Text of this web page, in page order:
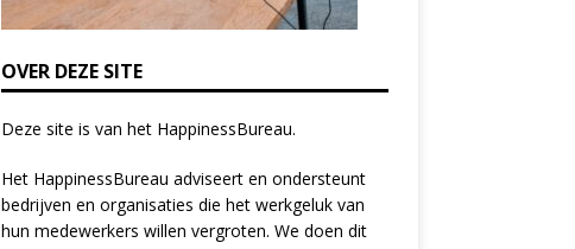
OVER DEZE SITE
Deze site is van het HappinessBureau.
Het HappinessBureau adviseert en ondersteunt
bedrijven en organisaties die het werkgeluk van
hun medewerkers willen vergroten. We doen dit